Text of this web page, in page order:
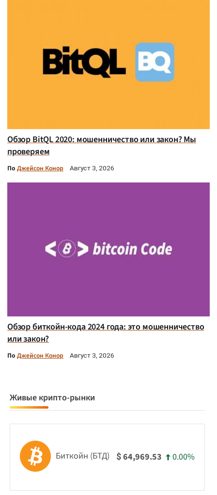
Обзор BitQL 2020: мошенничество или закон? Мы
проверяем
По Джейсон Конор Август 3, 2026
Обзор биткойн-кода 2024 года: это мошенничество
или закон?
По Джейсон Конор Август 3, 2026
Живые крипто-рынки
Биткойн (БТД) $64,969.53 0.00%